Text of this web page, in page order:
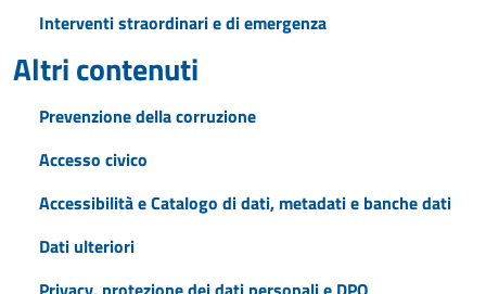
Interventi straordinari e di emergenza
Altri contenuti
Prevenzione della corruzione
Accesso civico
Accessibilità e Catalogo di dati, metadati e banche dati
Dati ulteriori